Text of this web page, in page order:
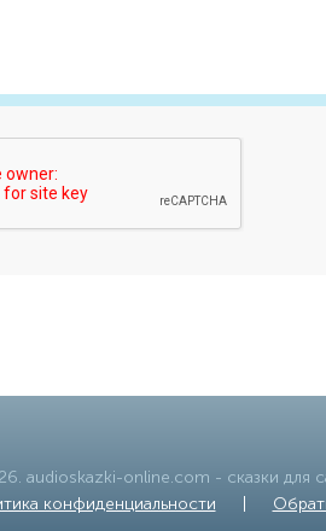
. audioskazki-online.com - сказки для
конфиденциальности